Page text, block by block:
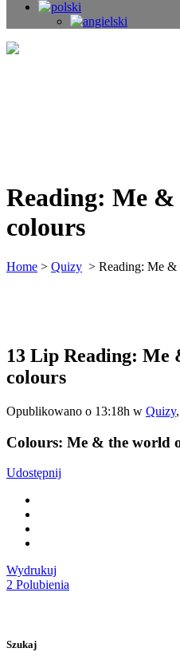
Reading: Me
colours
Home > Quizy > Reading: Me
13 Lip Reading: Me
colours
Opublikowano o 13:18h w Quizy,
Colours: Me & the world
Udostępnij
Wydrukuj
2 Polubienia
Szukaj